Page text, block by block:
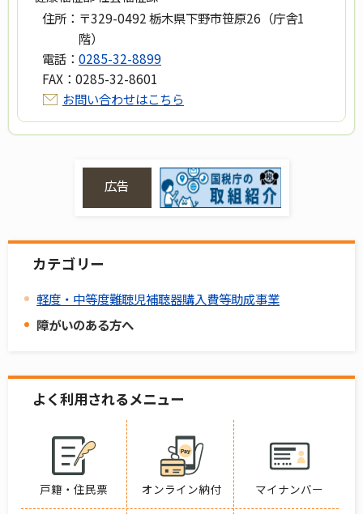
住所： 〒329-0492 栃木県下野市笹原26（庁舎1
階）
電話： 0285-32-8899
FAX： 0285-32-8601
お問い合わせはこちら
広告
カテゴリー
軽度・中等度難聴児補聴器購入費等助成事業
障がいのある方へ
よく利用されるメニュー
戸籍・住民票 オンライン納付 マイナンバー